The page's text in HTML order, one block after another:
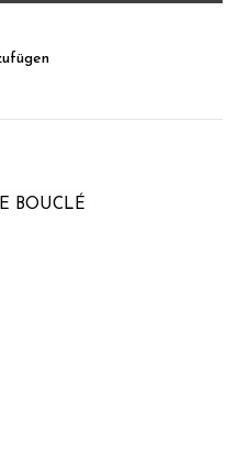
BOUCLÉ